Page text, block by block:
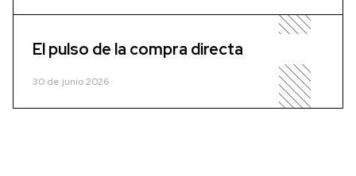
El pulso de la compra directa
30 de junio 2026